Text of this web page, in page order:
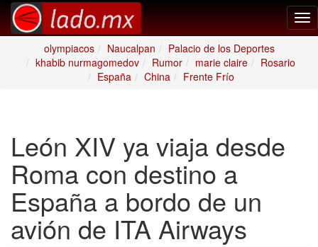
olympiacos
Naucalpan
Palacio de los Deportes
khabib nurmagomedov
Rumor marie claire
Rosario
España
China Frente Frío
León XIV ya viaja desde
Roma con destino a
España a bordo de un
avión de ITA Airways